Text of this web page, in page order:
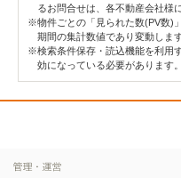
るお問合せは、各不動産会社様
※物件ごとの「見られた数(PV数)
期間の集計数値であり変動しま
※検索条件保存・読込機能を利用
効になっている必要があります。